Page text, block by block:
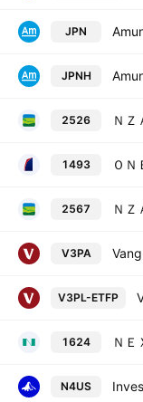
JPN
JPNH
2526
1493
2567
V3PA
V3PL-ETFP
1624
N4US